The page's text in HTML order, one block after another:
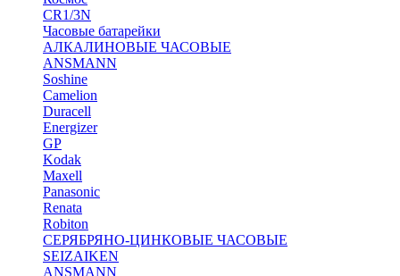
CR1/3N
Часовые батарейки
АЛКАЛИНОВЫЕ ЧАСОВЫЕ
ANSMANN
Soshine
Camelion
Duracell
Energizer
GP
Kodak
Maxell
Panasonic
Renata
Robiton
СЕРЯБРЯНО-ЦИНКОВЫЕ ЧАСОВЫЕ
SEIZAIKEN
ANSMANN